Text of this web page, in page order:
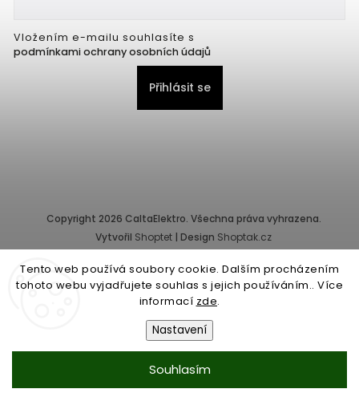
Tento web používá soubory cookie. Dalším procházením
tohoto webu vyjadřujete souhlas s jejich používáním.. Více
informací zde.
Nastavení
Souhlasím
Vložením e-mailu souhlasíte s
podmínkami ochrany osobních údajů
Přihlásit se
Copyright 2026 CaltaElektro. Všechna práva vyhrazena.
Vytvořil Shoptet | Design Shoptak.cz
Provozovatel e-shopu: CALTA - K, s.r.o., IČ: 25155822, Pernerova
10/32, Karlín, 186 00 Praha.
Společnost je zapsána v obchodním rejstříku vedeném Městským
soudem v Praze - oddíl C, vložka 87218.